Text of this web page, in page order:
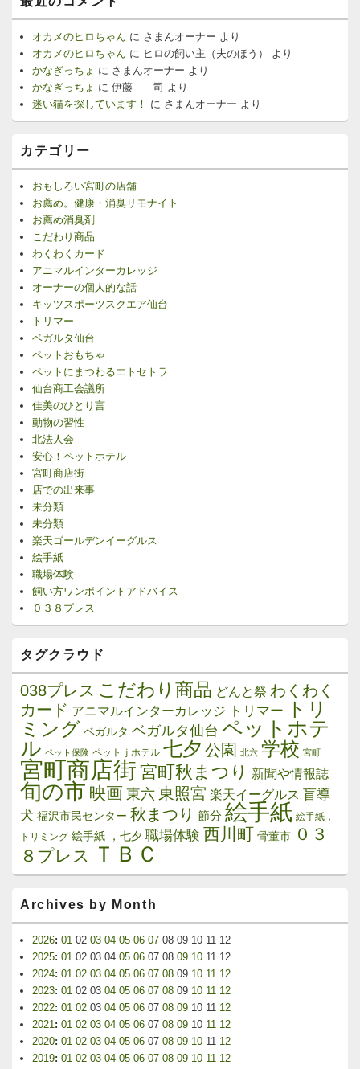
オカメのヒロちゃん に さまんオーナー より
オカメのヒロちゃん に ヒロの飼い主（夫のほう）
より
かなぎっちょ に さまんオーナー より
かなぎっちょ に 伊藤 司 より
迷い猫を探しています！
に さまんオーナー より
カテゴリー
おもしろい宮町の店舗
お薦め。健康・消臭リモナイト
お薦め消臭剤
こだわり商品
わくわくカード
アニマルインターカレッジ
オーナーの個人的な話
キッツスポーツスクエア仙台
トリマー
ベガルタ仙台
ペットおもちゃ
ペットにまつわるエトセトラ
仙台商工会議所
佳美のひとり言
動物の習性
北法人会
安心！ペットホテル
宮町商店街
店での出来事
未分類
未分類
楽天ゴールデンイーグルス
絵手紙
職場体験
飼い方ワンポイントアドバイス
０３８プレス
タグクラウド
038プレス こだわり商品 どんと祭 わくわく
カード アニマルインターカレッジ トリマー
トリ
ミング ベガルタ ベガルタ仙台 ペットホテ
ル ペット保険 ペットｊホテル 七夕 公園 北六 学校 宮町
宮町商店街 宮町秋まつり 新聞や情報誌
旬の市 映画 東六 東照宮 楽天イーグルス 盲導
犬 福沢市民センター 秋まつり 節分 絵手紙 絵手紙，
トリミング 絵手紙 ，七夕 職場体験 西川町 骨董市 ０３
８プレス
ＴＢＣ
Archives by Month
2026: 01 02 03 04 05 06 07 08 09 10 11 12
2025: 01 02 03 04 05 06 07 08 09 10 11 12
2024: 01 02 03 04 05 06 07 08 09 10 11 12
2023: 01 02 03 04 05 06 07 08 09 10 11 12
2022: 01 02 03 04 05 06 07 08 09 10 11 12
2021: 01 02 03 04 05 06 07 08 09 10 11 12
2020: 01 02 03 04 05 06 07 08 09 10 11 12
2019: 01 02 03 04 05 06 07 08 09 10 11 12